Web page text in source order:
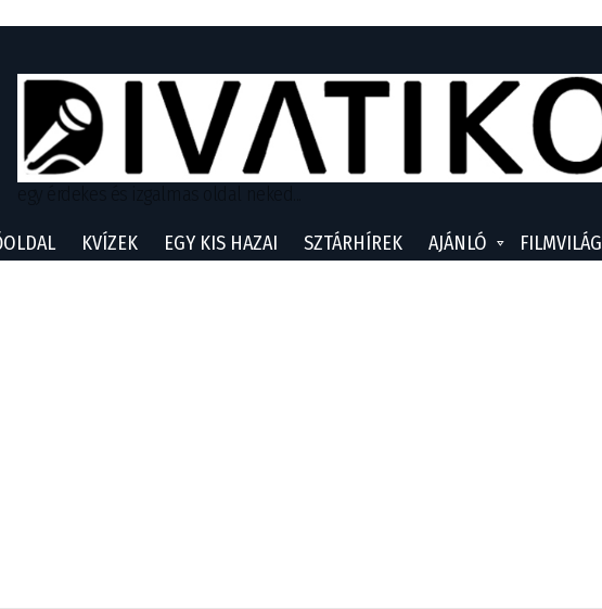
KVÍZEK EGY KIS HAZAI SZTÁRHÍREK AJÁNLÓ FILMVILÁG